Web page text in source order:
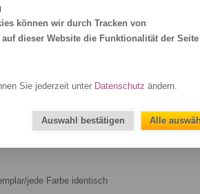
keine Brüche der Farbe
Schriftzüge
jede Farbe identisch
können wir durch Tracken von
auf dieser Website die Funktionalität der Seite
Sie jederzeit unter Datenschutz ändern.
Alle
Auswahl bestätigen